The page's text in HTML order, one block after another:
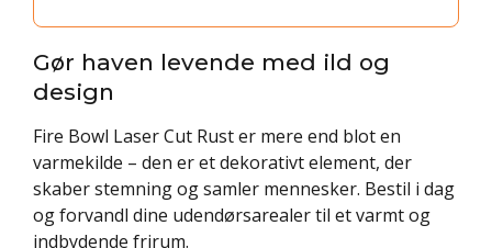
Gør haven levende med ild og
design
Fire Bowl Laser Cut Rust er mere end blot en
varmekilde – den er et dekorativt element, der
skaber stemning og samler mennesker. Bestil i dag
og forvandl dine udendørsarealer til et varmt og
indbydende frirum.